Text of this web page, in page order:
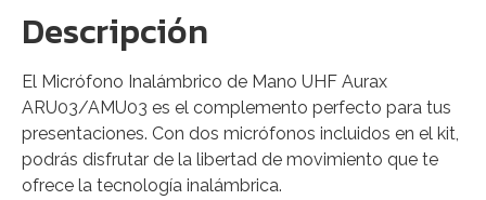
Descripción
El Micrófono Inalámbrico de Mano UHF Aurax
ARU03/AMU03 es el complemento perfecto para tus
presentaciones. Con dos micrófonos incluidos en el kit,
podrás disfrutar de la libertad de movimiento que te
ofrece la tecnología inalámbrica.